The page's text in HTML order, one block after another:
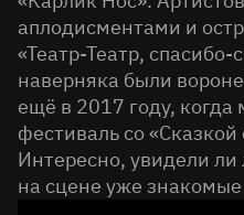
аплодисментами и
«Театр-Театр, спасибо-
наверняка были
ещё в 2017 году,
фестиваль со
Интересно, увидели
на сцене уже знакомые